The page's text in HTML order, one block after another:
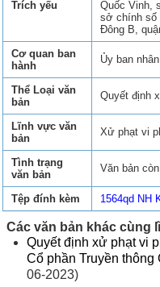
Trích yếu
Quốc Vinh,
sở chính số
Đông B,
Cơ quan ban
hành
Ủy ban
Thể Loại văn
bản
Quyết định
Lĩnh vực văn
bản
Xử phạt vi
Tình trạng
văn bản
Văn bản
Tệp đính kèm 1564qd NH
Các văn bản khác cùng
Quyết định xử phạt vi
Cổ phần Truyền thông
06-2023)